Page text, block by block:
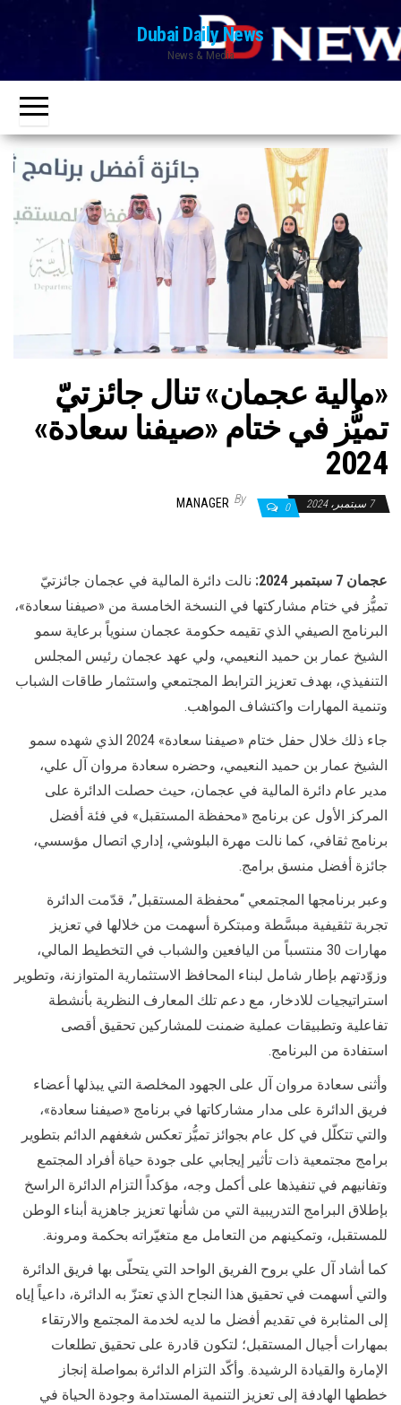
to
the
content
Dubai Daily News
News & Media
«مالية عجمان» تنال جائزتيّ
تميُّز في ختام «صيفنا سعادة»
2024
7 سبتمبر، 2024 0
By
MANAGER
عجمان 7 سبتمبر 2024:
نالت دائرة المالية في عجمان جائزتيّ
تميُّز في ختام مشاركتها في النسخة الخامسة من «صيفنا سعادة»،
البرنامج الصيفي الذي تقيمه حكومة عجمان سنوياً برعاية سمو
الشيخ عمار بن حميد النعيمي، ولي عهد عجمان رئيس المجلس
التنفيذي، بهدف تعزيز الترابط المجتمعي واستثمار طاقات الشباب
وتنمية المهارات واكتشاف المواهب.
جاء ذلك خلال حفل ختام «صيفنا سعادة» 2024 الذي شهده سمو
الشيخ عمار بن حميد النعيمي، وحضره سعادة مروان آل علي،
مدير عام دائرة المالية في عجمان، حيث حصلت الدائرة على
المركز الأول عن برنامج «محفظة المستقبل» في فئة أفضل
برنامج ثقافي، كما نالت مهرة البلوشي، إداري اتصال مؤسسي،
جائزة أفضل منسق برامج.
وعبر برنامجها المجتمعي “محفظة المستقبل”، قدّمت الدائرة
تجربة تثقيفية مبسَّطة ومبتكرة أسهمت من خلالها في تعزيز
مهارات 30 منتسباً من اليافعين والشباب في التخطيط المالي،
وزوّدتهم بإطار شامل لبناء المحافظ الاستثمارية المتوازنة، وتطوير
استراتيجيات للادخار، مع دعم تلك المعارف النظرية بأنشطة
تفاعلية وتطبيقات عملية ضمنت للمشاركين تحقيق أقصى
استفادة من البرنامج.
وأثنى سعادة مروان آل على الجهود المخلصة التي يبذلها أعضاء
فريق الدائرة على مدار مشاركاتها في برنامج «صيفنا سعادة»،
والتي تتكلّل في كل عام بجوائز تميُّز تعكس شغفهم الدائم بتطوير
برامج مجتمعية ذات تأثير إيجابي على جودة حياة أفراد المجتمع
وتفانيهم في تنفيذها على أكمل وجه، مؤكداً التزام الدائرة الراسخ
بإطلاق البرامج التدريبية التي من شأنها تعزيز جاهزية أبناء الوطن
للمستقبل، وتمكينهم من التعامل مع متغيّراته بحكمة ومرونة.
كما أشاد آل علي بروح الفريق الواحد التي يتحلّى بها فريق الدائرة
والتي أسهمت في تحقيق هذا النجاح الذي تعتزّ به الدائرة، داعياً إياه
إلى المثابرة في تقديم أفضل ما لديه لخدمة المجتمع والارتقاء
بمهارات أجيال المستقبل؛ لتكون قادرة على تحقيق تطلعات
الإمارة والقيادة الرشيدة. وأكّد التزام الدائرة بمواصلة إنجاز
خططها الهادفة إلى تعزيز التنمية المستدامة وجودة الحياة في